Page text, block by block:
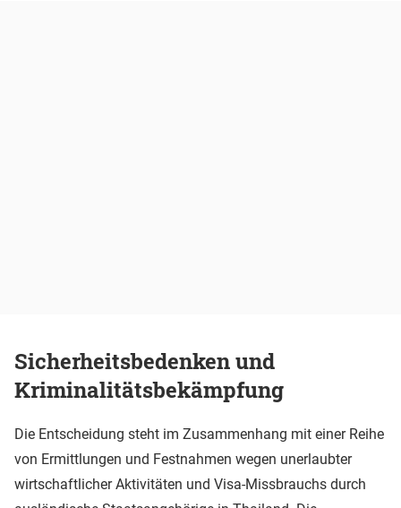
Sicherheitsbedenken und
Kriminalitätsbekämpfung
Die Entscheidung steht im Zusammenhang mit einer Reihe
von Ermittlungen und Festnahmen wegen unerlaubter
wirtschaftlicher Aktivitäten und Visa-Missbrauchs durch